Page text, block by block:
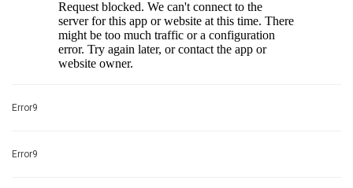
Error9
Error9